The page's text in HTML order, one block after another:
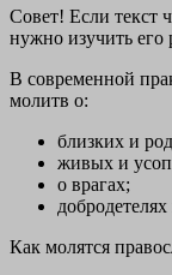
Совет! Если текст
нужно изучить его
В современной
молитв о:
близких и
живых и
о врагах;
Как молятся